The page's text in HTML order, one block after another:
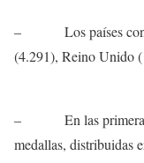
–
Los países
(4.291), Reino Unido
–
En las
medallas, distribuidas